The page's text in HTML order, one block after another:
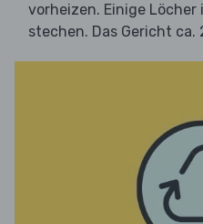
vorheizen. Einige
stechen. Das Gericht ca.